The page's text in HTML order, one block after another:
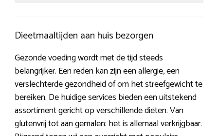
Dieetmaaltijden aan huis bezorgen
Gezonde voeding wordt met de tijd steeds
belangrijker. Een reden kan zijn een allergie, een
verslechterde gezondheid of om het streefgewicht te
bereiken. De huidige services bieden een uitstekend
assortiment gericht op verschillende diëten. Van
glutenvrij tot aan gemalen: het is allemaal verkrijgbaar.